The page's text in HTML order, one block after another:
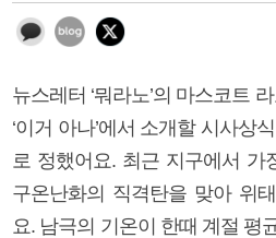
뉴스레터 ‘뭐라노’의 마스코트
‘이거 아나’에서 소개할 시사상
로 정했어요. 최근 지구에서 가
구온난화의 직격탄을 맞아 위
요. 남극의 기온이 한때 계절 평